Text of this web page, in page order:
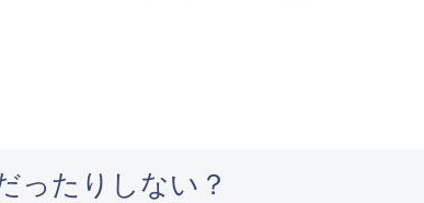
ったりしない？